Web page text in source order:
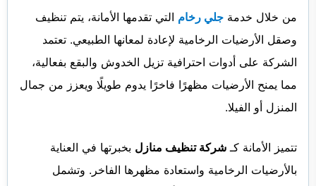
من خلال خدمة جلي رخام التي تقدمها الأمانة، يتم تنظيف
وصقل الأرضيات الرخامية لإعادة لمعانها الطبيعي. تعتمد
الشركة على أدوات احترافية تزيل الخدوش والبقع بفعالية،
مما يمنح الأرضيات مظهرًا فاخرًا يدوم طويلًا ويعزز من جمال
المنزل أو الفيلا.
تتميز الأمانة كـ شركة تنظيف منازل بخبرتها في العناية
بالأرضيات الرخامية واستعادة مظهرها الفاخر. وتشمل